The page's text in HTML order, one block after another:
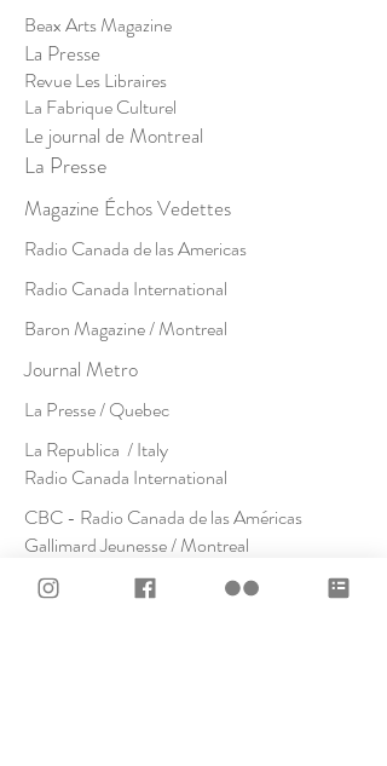
Beax Arts Magazine
La Presse
Revue Les Libraires
La Fabrique Culturel
Le journal de Montreal
La Presse
Magazine Échos Vedettes
Radio Canada de las Americas
Radio Canada International
Baron Magazine / Montreal
Journal Metro
La Presse / Quebec
La Republica / Italy
Radio Canada International
CBC - Radio Canada de las Américas
Gallimard Jeunesse / Montreal
CBC / Crash Gallery
Practice Studies